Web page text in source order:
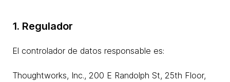
1. Regulador
El controlador de datos responsable es:
Thoughtworks, Inc., 200 E Randolph St, 25th Floor,